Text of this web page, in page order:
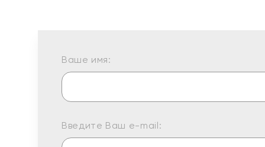
Ваше имя:
Введите Ваш e-mail: